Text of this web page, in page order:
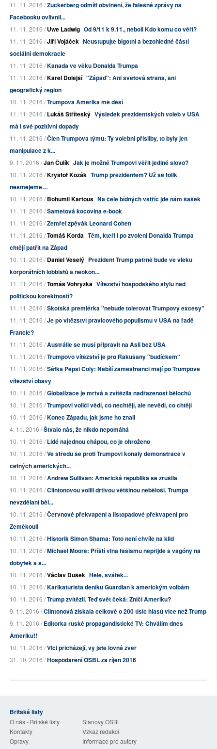
11. 11. 2016 /Zuckerberg odmítl obvinění, že falešné zprávy na
Facebooku ovlivnil...
11. 11. 2016 /Uwe Ladwig Od 9/11 k 9.11., neboli Kdo komu co věří?
11. 11. 2016 /Jiří Vojáček Neustupujte bigotní a bezohledné části
sociální demokracie
11. 11. 2016 /Kanada ve věku Donalda Trumpa
11. 11. 2016 /Karel Dolejší "Západ": Ani světová strana, ani
geografický region
10. 11. 2016 /Trumpova Amerika mě děsí
11. 11. 2016 /Lukáš Stříteský Výsledek prezidentských voleb v USA
má i své pozitivní dopady
11. 11. 2016 /Člen Trumpova týmu: Ty volební přísliby, to byly jen
manipulace z k...
9. 11. 2016 /Jan Čulík Jak je možné Trumpovi věřit jediné slovo?
10. 11. 2016 /Kryštof Kozák Trump prezidentem? Už se tolik
nesmějeme…
10. 11. 2016 /Bohumil Kartous Na čele bídných vstříc jde nám šašek
11. 11. 2016 /Sametová kocovina e-book
11. 11. 2016 /Zemřel zpěvák Leonard Cohen
11. 11. 2016 /Tomáš Korda Těm, kteří i po zvolení Donalda Trumpa
chtějí patřit na Západ
10. 11. 2016 /Daniel Veselý Prezident Trump patrně bude ve vleku
korporátních lobbistů a neokon...
11. 11. 2016 /Tomáš Vohryzka Vítězství hospodského stylu nad
politickou korektností?
11. 11. 2016 /Skotská premiérka "nebude tolerovat Trumpovy excesy"
11. 11. 2016 /Je po vítězství pravicového populismu v USA na řadě
Francie?
11. 11. 2016 /Austrálie se musí připravit na Asii bez USA
11. 11. 2016 /Trumpovo vítězství je pro Rakušany "budíčkem"
11. 11. 2016 /Šéfka Pepsi Coly: Nebílí zaměstnanci mají po Trumpově
vítězství obavy
10. 11. 2016 /Globalizace je mrtvá a zvítězila nadřazenost bělochů
10. 11. 2016 /Trumpovi voliči vědí, co nechtějí, ale nevědí, co chtějí
10. 11. 2016 /Konec Západu, jak jsme ho znali
4. 11. 2016 /Štvalo nás, že nikdo nepomáhá
10. 11. 2016 /Lidé najednou chápou, co je ohroženo
10. 11. 2016 /Ve středu se proti Trumpovi konaly demonstrace v
četných amerických...
10. 11. 2016 /Andrew Sullivan: Americká republika se zrušila
10. 11. 2016 /Clintonovou volili drtivou většinou neběloši. Trumpa
nevzdělaní běl...
10. 11. 2016 /Červnové překvapení a listopadové překvapení pro
Zeměkouli
10. 11. 2016 /Historik Simon Shama: Toto není chvíle na klid
10. 11. 2016 /Michael Moore: Příští vlna fašismu nepřijde s vagóny na
dobytek a s...
10. 11. 2016 /Václav Dušek Hele, svátek...
10. 11. 2016 /Karikaturista deníku Guardian k americkým volbám
10. 11. 2016 /Trump zvítězil. Teď svět čeká: Zničí Ameriku?
9. 11. 2016 /Clintonová získala celkově o 200 tisíc hlasů více než Trump
9. 11. 2016 /Editorka ruské propagandistické TV: Chválím dnes
Ameriku!!
10. 11. 2016 /Vlci přicházejí, vy jste lovná zvěř
31. 10. 2016 /Hospodaření OSBL za říjen 2016
Britské listy
O nás - Britské listy
Stanovy OSBL
Kontakty
Vzkaz redakci
Opravy
Informace pro autory